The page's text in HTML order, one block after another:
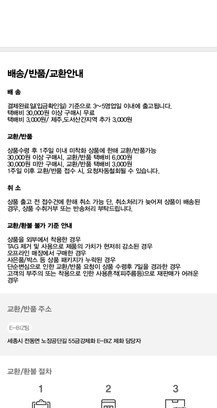
배송/반품/교환안내
배 송
결제완료일(입금확인일) 기준으로 3~5영업일 이내에 출고됩니다.
택배비 30,000원 이상 구매시 무료
택배비 3,000원/ 제주,도서산간지역 추가 3,000원
교환/반품
상품수령 후 1주일 이내 미착화 상품에 한해 교환/반품가능
30,000원 이상 구매시, 교환/반품 택배비 6,000원
30,000원 미만 구매시, 교환/반품 택배비 3,000원
1주일 이후 교환/반품 접수 시, 요청자동철회될 수 있습니다.
취 소
상품 출고 전 접수건에 한해 취소 가능 단, 취소처리가 늦어져 상품이 배송된
경우, 상품 수취거부 또는 반송처리 부탁드립니다.
교환/환불 불가 기준 안내
상품을 외부에서 착용한 경우
TAG 제거 및 사용으로 제품의 가치가 현저히 감소된 경우
오프라인 매장에서 구매한 경우
사은품/박스 등 상품 패키지가 누락된 경우
단순변심으로 인한 교환/반품 요청이 상품 수령후 7일을 경과한 경우
고객의 부주의 또는 착용으로 인한 사용흔적(피주름등)으로 재판매가 어려운
경우
교환/반품 주소
E-BIZ팀
세종시 전동면 노장공단길 55금강제화 E-BIZ 제화 담당자
교환/환불 절차
1 2 3